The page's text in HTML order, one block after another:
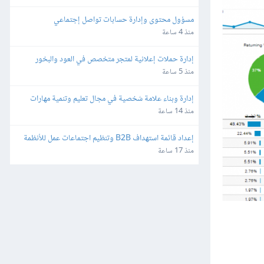
مسؤول محتوى وإدارة حسابات تواصل إجتماعي
منذ 4 ساعة
إدارة حملات إعلانية لمتجر متخصص في العود والبخور
منذ 5 ساعة
الأطفال
منذ 14 ساعة
البرمجية
منذ 17 ساعة